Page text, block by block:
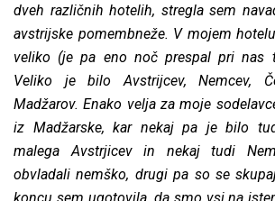
dveh različnih hotelih, stregla sem
avstrijske pomembneže. V mojem
veliko (je pa eno noč prespal pri nas
Veliko je bilo Avstrijcev, Nemcev,
Madžarov. Enako velja za moje
iz Madžarske, kar nekaj pa je bilo
malega Avstrjicev in nekaj tudi
obvladali nemško, drugi pa so se